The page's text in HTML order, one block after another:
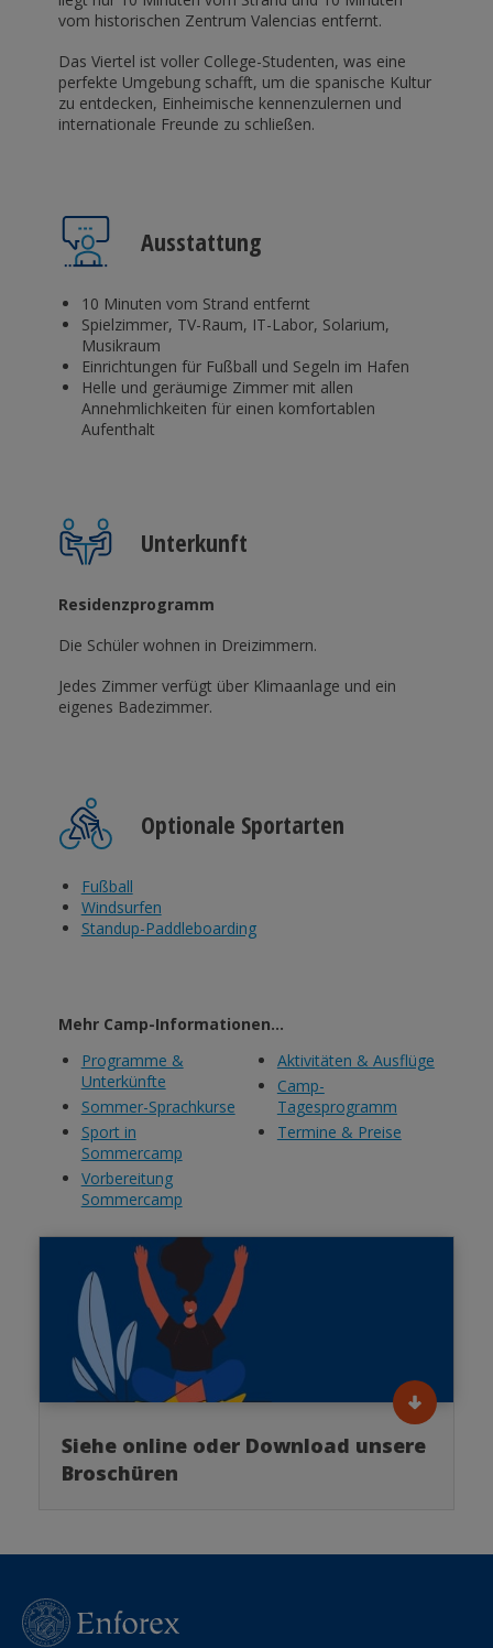
vom historischen Zentrum Valencias entfernt.
Das Viertel ist voller College-Studenten, was eine
perfekte Umgebung schafft, um die spanische Kultur
zu entdecken, Einheimische kennenzulernen und
internationale Freunde zu schließen.
Ausstattung
10 Minuten vom Strand entfernt
Spielzimmer, TV-Raum, IT-Labor, Solarium,
Musikraum
Einrichtungen für Fußball und Segeln im Hafen
Helle und geräumige Zimmer mit allen
Annehmlichkeiten für einen komfortablen
Aufenthalt
Unterkunft
Residenzprogramm
Die Schüler wohnen in Dreizimmern.
Jedes Zimmer verfügt über Klimaanlage und ein
eigenes Badezimmer.
Optionale Sportarten
Fußball
Windsurfen
Standup-Paddleboarding
Mehr Camp-Informationen…
Programme &
Unterkünfte
Sommer-Sprachkurse
Sport in
Sommercamp
Vorbereitung
Sommercamp
Aktivitäten & Ausflüge
Camp-
Tagesprogramm
Termine & Preise
Siehe online oder Download unsere
Broschüren